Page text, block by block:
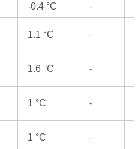
-0.4 °C -
1.1 °C -
1.6 °C -
1 °C -
1 °C -